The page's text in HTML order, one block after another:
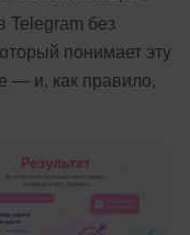
Telegram без
понимает эту
— и, как правило,